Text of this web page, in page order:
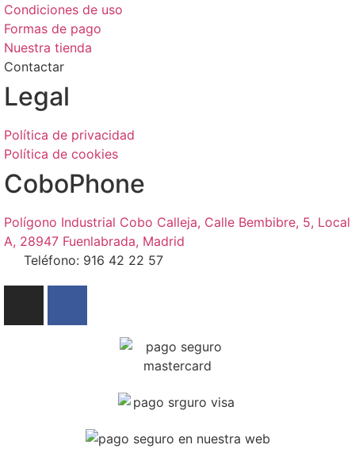
Condiciones de uso
Formas de pago
Nuestra tienda
Contactar
Legal
Política de privacidad
Política de cookies
CoboPhone
Polígono Industrial Cobo Calleja, Calle Bembibre, 5, Local
A, 28947 Fuenlabrada, Madrid
Teléfono: 916 42 22 57